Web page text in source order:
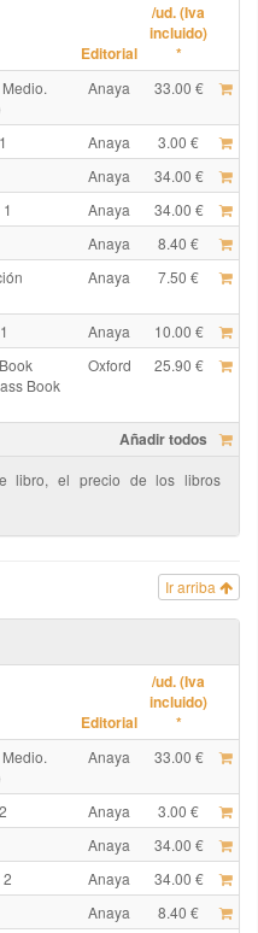
Editorial
/ud. (Iva
incluido)
*
Anaya 33.00 €
Anaya 3.00 €
Anaya 34.00 €
Anaya 34.00 €
Anaya 8.40 €
Anaya 7.50 €
Anaya 10.00 €
Book
Oxford 25.90 €
Añadir todos
libro, el precio de los libros
Ir arriba
Editorial
/ud. (Iva
incluido)
*
Anaya 33.00 €
Anaya 3.00 €
Anaya 34.00 €
Anaya 34.00 €
Anaya 8.40 €